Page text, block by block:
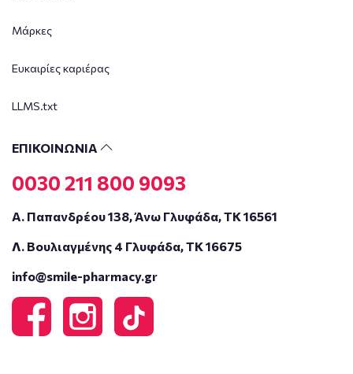
Μάρκες
Ευκαιρίες καριέρας
LLMS.txt
ΕΠΙΚΟΙΝΩΝΙΑ
0030 211 800 9093
Α. Παπανδρέου 138, Άνω Γλυφάδα, ΤΚ 16561
Λ. Βουλιαγμένης 4 Γλυφάδα, ΤΚ 16675
info@smile-pharmacy.gr